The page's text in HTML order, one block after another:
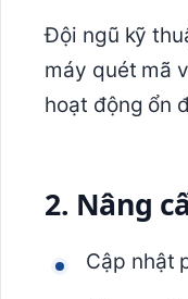
Đội ngũ kỹ
máy quét mã
hoạt động ổn
2. Nâng
Cập nhật